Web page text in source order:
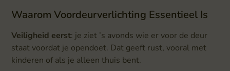
Waarom Voordeurverlichting Essentieel Is
Veiligheid eerst: je ziet ’s avonds wie er voor de deur
staat voordat je opendoet. Dat geeft rust, vooral met
kinderen of als je alleen thuis bent.